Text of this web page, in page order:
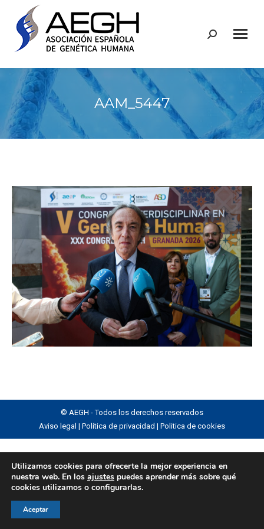
Buscar:
AAM_5447
© AEGH - Todos los derechos reservados
Aviso legal | Política de privacidad | Politica de cookies
Utilizamos cookies para ofrecerte la mejor experiencia en
nuestra web. En los ajustes puedes aprender más sobre qué
cookies utilizamos o configurarlas.
Aceptar